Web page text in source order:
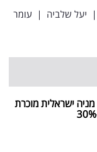
| יעל שלביה | עומר
ישראלית מוכרת
%